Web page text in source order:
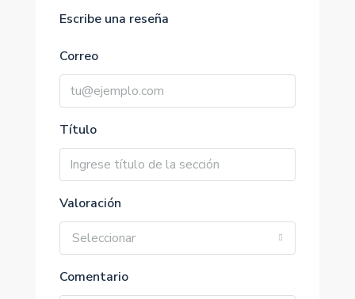
Escribe una reseña
Correo
Título
Valoración
Seleccionar
Comentario